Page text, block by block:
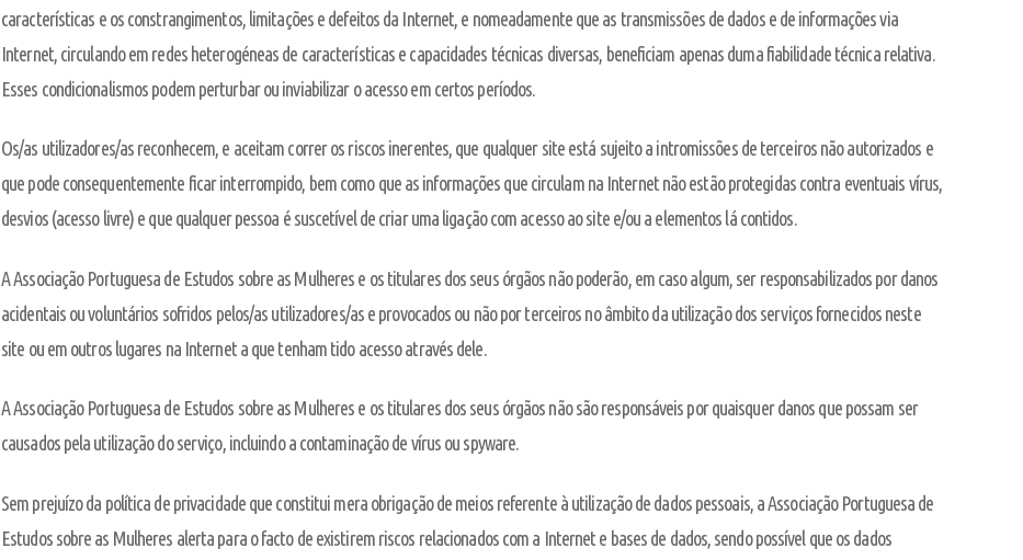
características e os constrangimentos, limitações e defeitos da Internet, e nomeadamente que as transmissões de dados e de informações via
Internet, circulando em redes heterogéneas de características e capacidades técnicas diversas, beneficiam apenas duma fiabilidade técnica relativa.
Esses condicionalismos podem perturbar ou inviabilizar o acesso em certos períodos.
Os/as utilizadores/as reconhecem, e aceitam correr os riscos inerentes, que qualquer site está sujeito a intromissões de terceiros não autorizados e
que pode consequentemente ficar interrompido, bem como que as informações que circulam na Internet não estão protegidas contra eventuais vírus,
desvios (acesso livre) e que qualquer pessoa é suscetível de criar uma ligação com acesso ao site e/ou a elementos lá contidos.
A Associação Portuguesa de Estudos sobre as Mulheres e os titulares dos seus órgãos não poderão, em caso algum, ser responsabilizados por danos
acidentais ou voluntários sofridos pelos/as utilizadores/as e provocados ou não por terceiros no âmbito da utilização dos serviços fornecidos neste
site ou em outros lugares na Internet a que tenham tido acesso através dele.
A Associação Portuguesa de Estudos sobre as Mulheres e os titulares dos seus órgãos não são responsáveis por quaisquer danos que possam ser
causados pela utilização do serviço, incluindo a contaminação de vírus ou spyware.
Sem prejuízo da política de privacidade que constitui mera obrigação de meios referente à utilização de dados pessoais, a Associação Portuguesa de
Estudos sobre as Mulheres alerta para o facto de existirem riscos relacionados com a Internet e bases de dados, sendo possível que os dados